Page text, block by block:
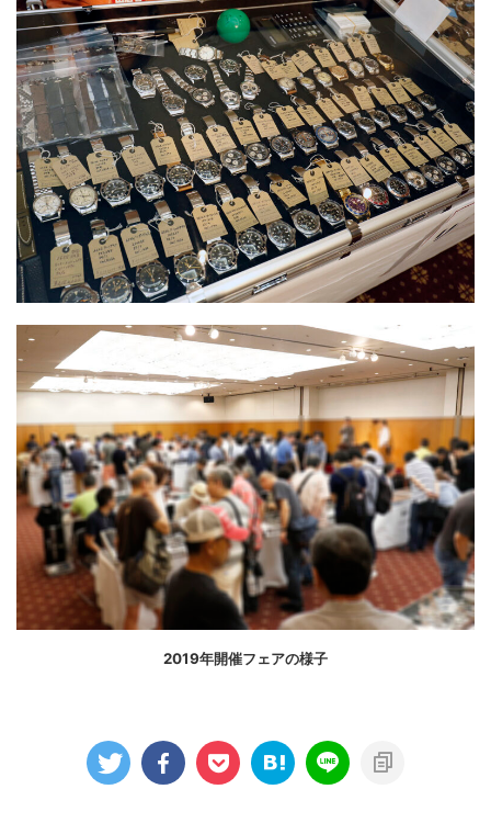
2019年開催フェアの様子